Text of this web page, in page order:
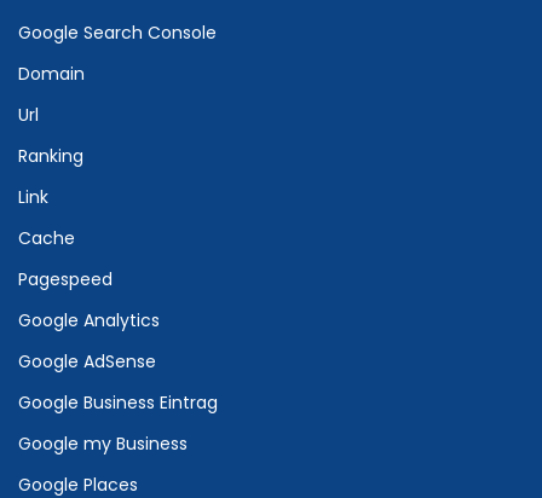
Google Search Console
Domain
Url
Ranking
Link
Cache
Pagespeed
Google Analytics
Google AdSense
Google Business Eintrag
Google my Business
Google Places